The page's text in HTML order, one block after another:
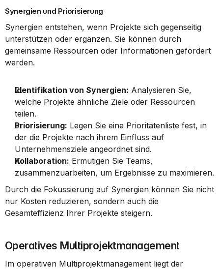
Synergien und Priorisierung
Synergien entstehen, wenn Projekte sich gegenseitig
unterstützen oder ergänzen. Sie können durch
gemeinsame Ressourcen oder Informationen gefördert
werden.
Identifikation von Synergien: Analysieren Sie,
welche Projekte ähnliche Ziele oder Ressourcen
teilen.
Priorisierung: Legen Sie eine Prioritätenliste fest, in
der die Projekte nach ihrem Einfluss auf
Unternehmensziele angeordnet sind.
Kollaboration: Ermutigen Sie Teams,
zusammenzuarbeiten, um Ergebnisse zu maximieren.
Durch die Fokussierung auf Synergien können Sie nicht
nur Kosten reduzieren, sondern auch die
Gesamteffizienz Ihrer Projekte steigern.
Operatives Multiprojektmanagement
Im operativen Multiprojektmanagement liegt der